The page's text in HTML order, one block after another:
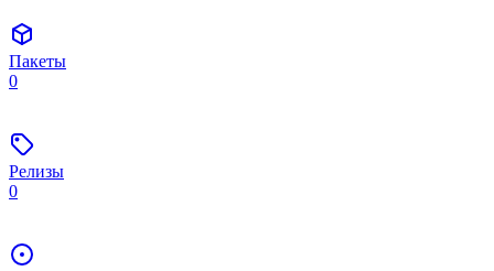
Пакеты
0
Релизы
0